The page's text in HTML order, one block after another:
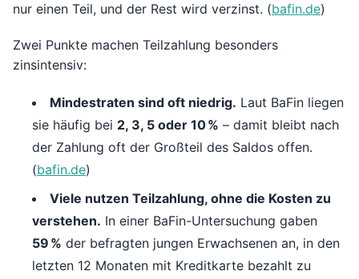
nur einen Teil, und der Rest wird verzinst. (bafin.de)
Zwei Punkte machen Teilzahlung besonders
zinsintensiv:
Mindestraten sind oft niedrig. Laut BaFin liegen
sie häufig bei 2, 3, 5 oder 10 % – damit bleibt nach
der Zahlung oft der Großteil des Saldos offen.
(bafin.de)
Viele nutzen Teilzahlung, ohne die Kosten zu
verstehen. In einer BaFin-Untersuchung gaben
59 % der befragten jungen Erwachsenen an, in den
letzten 12 Monaten mit Kreditkarte bezahlt zu